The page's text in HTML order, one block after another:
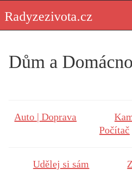
content
Radyzezivota.cz
Dům a
Auto | Doprava
Počítač
Udělej si sám